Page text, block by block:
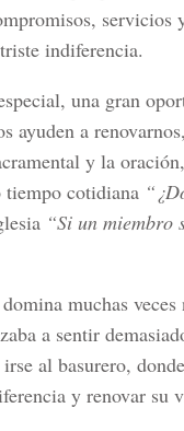
servicios
indiferencia.
una gran
ayuden a
y la
tiempo cotidiana
“Si un miembro
muchas veces
a sentir
al basurero,
y renovar su